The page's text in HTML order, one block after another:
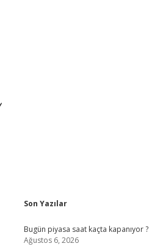
Sidebar
Son Yazılar
Bugün piyasa saat kaçta kapanıyor ?
Ağustos 6, 2026